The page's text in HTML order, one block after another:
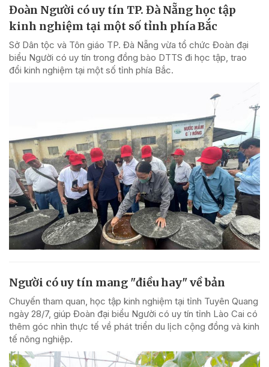
Đoàn Người có uy tín TP. Đà Nẵng học tập
kinh nghiệm tại một số tỉnh phía Bắc
Sở Dân tộc và Tôn giáo TP. Đà Nẵng vừa tổ chức Đoàn đại
biểu Người có uy tín trong đồng bào DTTS đi học tập, trao
đổi kinh nghiệm tại một số tỉnh phía Bắc.
Người có uy tín mang "điều hay" về bản
Chuyến tham quan, học tập kinh nghiệm tại tỉnh Tuyên Quang
ngày 28/7, giúp Đoàn đại biểu Người có uy tín tỉnh Lào Cai có
thêm góc nhìn thực tế về phát triển du lịch cộng đồng và kinh
tế nông nghiệp.